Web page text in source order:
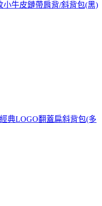
牛皮鏈帶肩背/斜背包(黑)
典LOGO翻蓋扁斜背包(多